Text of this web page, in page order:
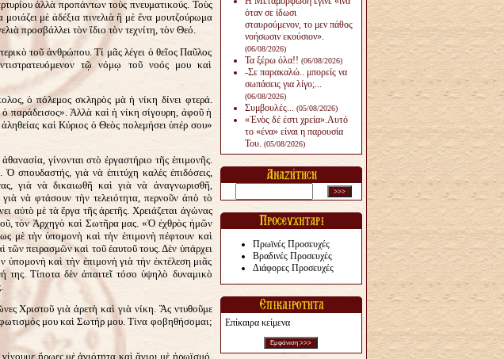
ἀλλὰ προπάντων τοὺς πνευματικούς. Τοὺς
μὲ ἀδέξια πινελιὰ ἢ μὲ ἕνα μουτζούρωμα
προσβάλλει τὸν ἴδιο τὸν τεχνίτη, τὸν Θεό.
τοῦ ἀνθρώπου. Τί μᾶς λέγει ὁ θεῖος Παῦλος
τῷ νόμῳ τοῦ νοός μου καὶ
ὁ πόλεμος σκληρὸς μὰ ἡ νίκη δίνει φτερά.
παράδεισος». Ἀλλὰ καὶ ἡ νίκη σίγουρη, ἀφοῦ ἡ
καὶ Κύριος ὁ Θεὸς πολεμήσει ὑπέρ σου»
γίνονται στὸ ἐργαστήριο τῆς ἐπιμονῆς.
σπουδαστής, γιὰ νὰ ἐπιτύχη καλὲς ἐπιδόσεις,
γιὰ νὰ δικαιωθῆ καὶ γιὰ νὰ ἀναγνωρισθῆ,
νὰ φτάσουν τὴν τελειότητα, περνοῦν ἀπὸ τὸ
αὐτὸ μὲ τὰ ἔργα τῆς ἀρετῆς. Χρειάζεται ἀγώνας
τὸν Ἀρχηγὸ καὶ Σωτῆρα μας. «Ὁ ἐχθρὸς ἡμῶν
μὲ τὴν ὑπομονὴ καὶ τὴν ἐπιμονὴ πέφτουν καὶ
τῶν πειρασμῶν καὶ τοῦ ἑαυτοῦ τους. Δὲν ὑπάρχει
ὑπομονὴ καὶ τὴν ἐπιμονὴ γιὰ τὴν ἐκτέλεση μιᾶς
της. Τίποτα δὲν ἀπαιτεῖ τόσο ὑψηλὸ δυναμικὸ
Χριστοῦ γιὰ ἀρετὴ καὶ γιὰ νίκη. Ἂς ντυθοῦμε
φωτισμός μου καὶ Σωτήρ μου. Τίνα φοβηθήσομαι;
ἥρωες μὲ ἁγιότητα καὶ ἅγιοι μὲ ἡρωϊσμό.
όταν σε ίδωσι
σταυρούμενον, το μεν πάθος
νοήσωσιν εκούσιον».
(06/08/2026)
Τα ξέρω όλα!! (06/08/2026)
-Σε παρακαλώ.. μπορείς να
σωπάσεις για λίγο;...
(06/08/2026)
Συμβουλές... (05/08/2026)
«Ἑνὸς δέ ἐστι χρεία».Αυτό
το «ένα» είναι η παρουσία
Του. (05/08/2026)
Πρωϊνές Προσευχές
Βραδινές Προσευχές
Διάφορες Προσευχές
Επίκαιρα κείμενα